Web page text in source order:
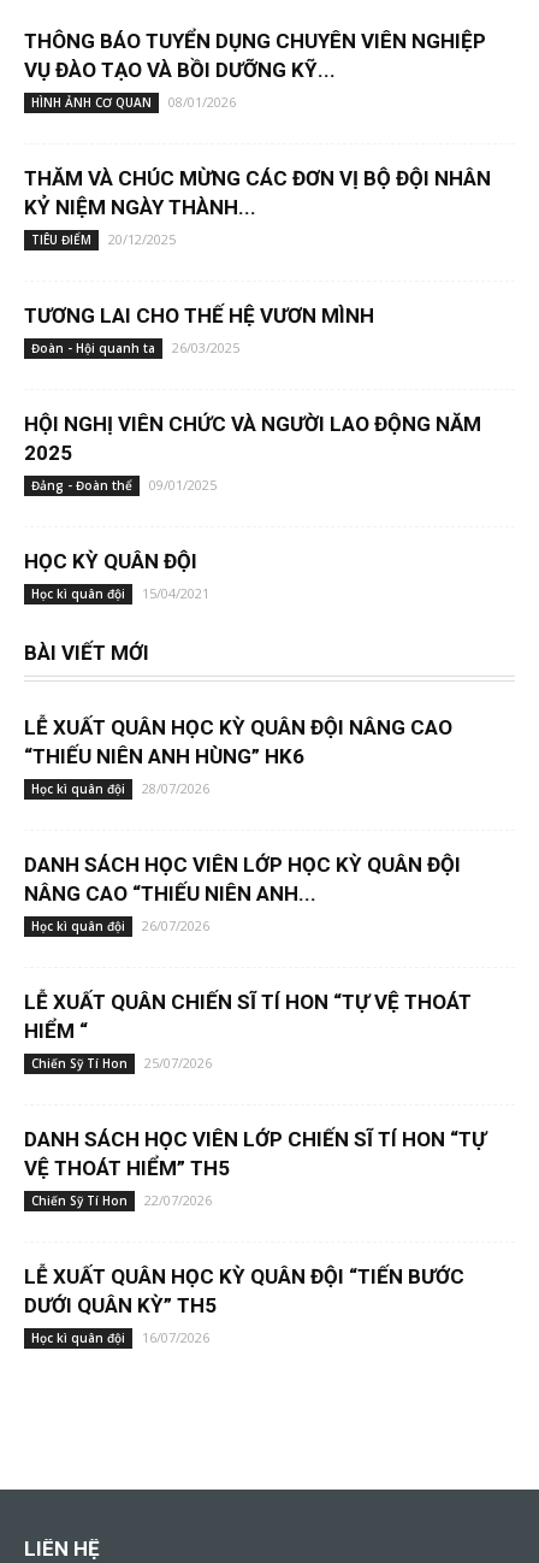
THÔNG BÁO TUYỂN DỤNG CHUYÊN VIÊN NGHIỆP
VỤ ĐÀO TẠO VÀ BỒI DƯỠNG KỸ...
HÌNH ẢNH CƠ QUAN 08/01/2026
THĂM VÀ CHÚC MỪNG CÁC ĐƠN VỊ BỘ ĐỘI NHÂN
KỶ NIỆM NGÀY THÀNH...
TIÊU ĐIỂM 20/12/2025
TƯƠNG LAI CHO THẾ HỆ VƯƠN MÌNH
Đoàn - Hội quanh ta 26/03/2025
HỘI NGHỊ VIÊN CHỨC VÀ NGƯỜI LAO ĐỘNG NĂM
2025
Đảng - Đoàn thể 09/01/2025
HỌC KỲ QUÂN ĐỘI
Học kì quân đội 15/04/2021
BÀI VIẾT MỚI
LỄ XUẤT QUÂN HỌC KỲ QUÂN ĐỘI NÂNG CAO
“THIẾU NIÊN ANH HÙNG” HK6
Học kì quân đội 28/07/2026
DANH SÁCH HỌC VIÊN LỚP HỌC KỲ QUÂN ĐỘI
NÂNG CAO “THIẾU NIÊN ANH...
Học kì quân đội 26/07/2026
LỄ XUẤT QUÂN CHIẾN SĨ TÍ HON “TỰ VỆ THOÁT
HIỂM “
Chiến Sỹ Tí Hon 25/07/2026
DANH SÁCH HỌC VIÊN LỚP CHIẾN SĨ TÍ HON “TỰ
VỆ THOÁT HIỂM” TH5
Chiến Sỹ Tí Hon 22/07/2026
LỄ XUẤT QUÂN HỌC KỲ QUÂN ĐỘI “TIẾN BƯỚC
DƯỚI QUÂN KỲ” TH5
Học kì quân đội 16/07/2026
LIÊN HỆ